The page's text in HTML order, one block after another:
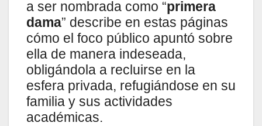
a ser nombrada como “primera
dama” describe en estas páginas
cómo el foco público apuntó sobre
ella de manera indeseada,
obligándola a recluirse en la
esfera privada, refugiándose en su
familia y sus actividades
académicas.